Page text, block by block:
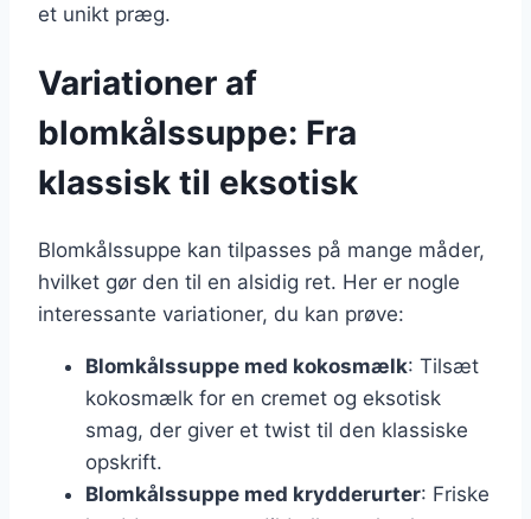
et unikt præg.
Variationer af
blomkålssuppe: Fra
klassisk til eksotisk
Blomkålssuppe kan tilpasses på mange måder,
hvilket gør den til en alsidig ret. Her er nogle
interessante variationer, du kan prøve:
Blomkålssuppe med kokosmælk: Tilsæt
kokosmælk for en cremet og eksotisk
smag, der giver et twist til den klassiske
opskrift.
Blomkålssuppe med krydderurter: Friske